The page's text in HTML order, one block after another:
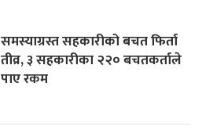
समस्याग्रस्त सहकारीको बचत फिर्ता
तीव्र, ३ सहकारीका २२० बचतकर्ताले
पाए रकम